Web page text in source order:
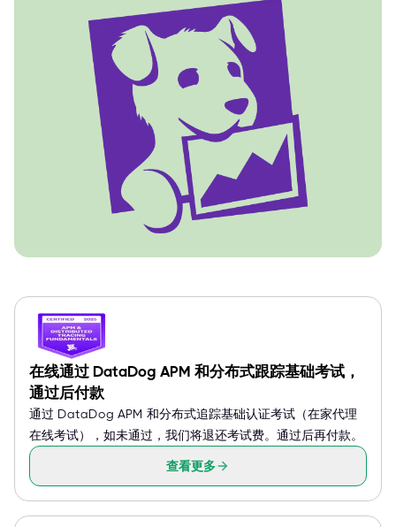
在线通过 DataDog APM 和分布式跟踪基础考试，
通过后付款
通过 DataDog APM 和分布式追踪基础认证考试（在家代理
在线考试），如未通过，我们将退还考试费。通过后再付款。
查看更多